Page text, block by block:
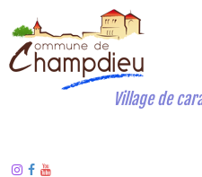
Village de